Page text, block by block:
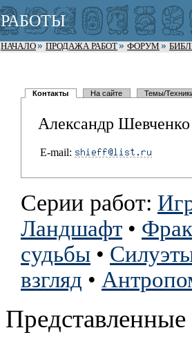
РАБОТЫ
НАЧАЛО ПРОДАЖА РАБОТ ФОРУМ
Контакты На сайте Темы/
Александр Шевченко
E-mail:
Серии работ:
Ландшафт •
судьбы •
взгляд •